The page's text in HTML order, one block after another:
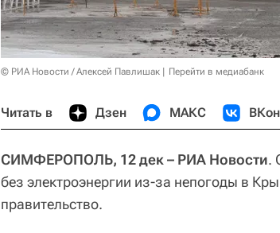
© РИА Новости / Алексей Павлишак Перейти в медиабанк
Читать в Дзен МАКС
СИМФЕРОПОЛЬ, 12 дек – РИА Новости.
без электроэнергии из-за непогоды в
правительство.